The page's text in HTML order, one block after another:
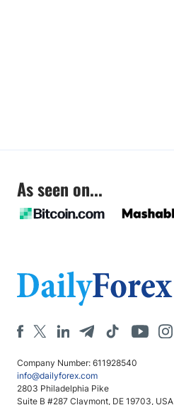
As seen on...
Company Number: 611928540
info@dailyforex.com
2803 Philadelphia Pike
Suite B #287 Claymont, DE 19703, USA